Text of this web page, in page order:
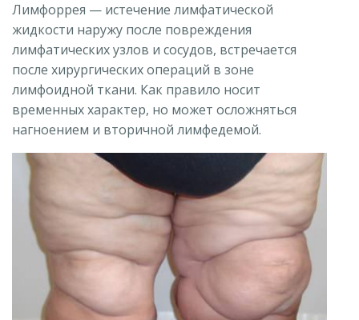
Лимфоррея — истечение лимфатической
жидкости наружу после повреждения
лимфатических узлов и сосудов, встречается
после хирургических операций в зоне
лимфоидной ткани. Как правило носит
временных характер, но может осложняться
нагноением и вторичной лимфедемой.